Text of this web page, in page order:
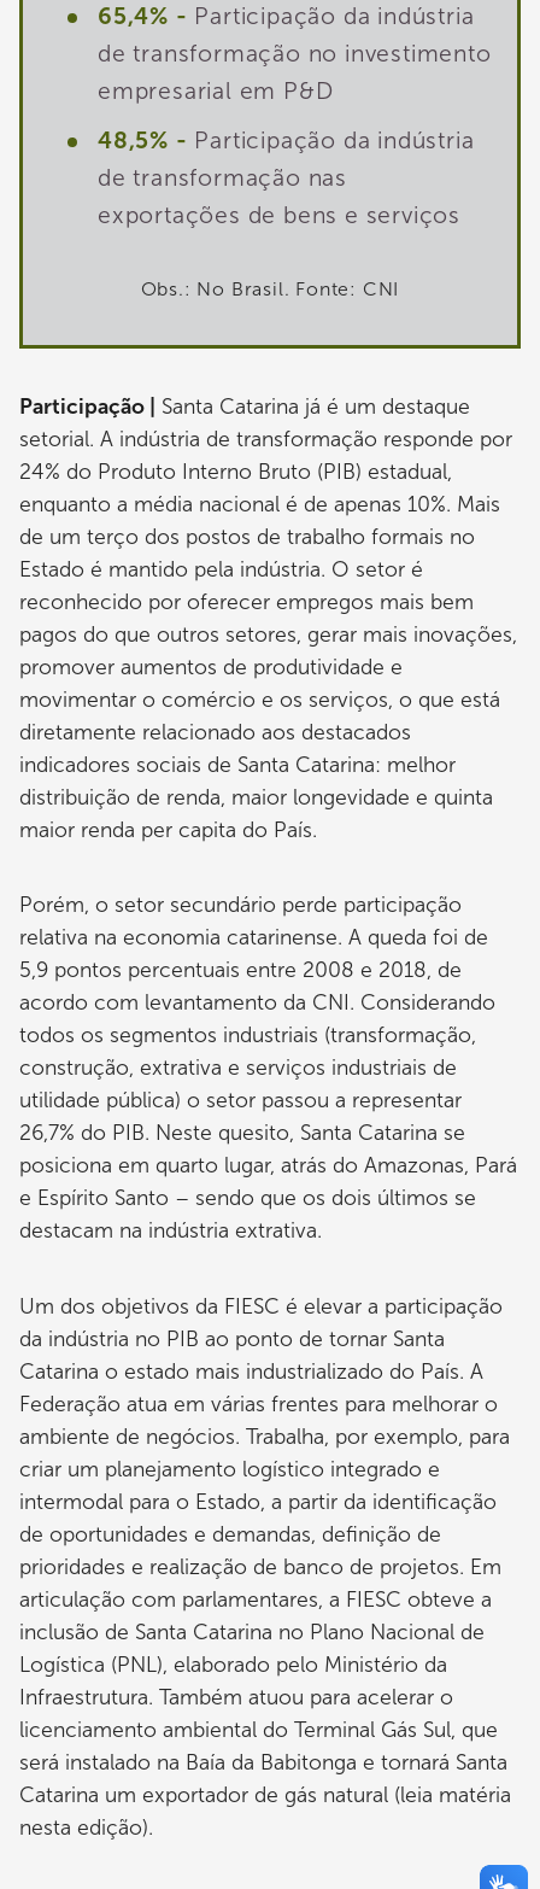
65,4% - Participação da indústria
de transformação no investimento
empresarial em P&D
48,5% - Participação da indústria
de transformação nas
exportações de bens e serviços
Obs.: No Brasil. Fonte: CNI
Participação |
Santa Catarina já é um destaque
setorial. A indústria de transformação responde por
24% do Produto Interno Bruto (PIB) estadual,
enquanto a média nacional é de apenas 10%. Mais
de um terço dos postos de trabalho formais no
Estado é mantido pela indústria. O setor é
reconhecido por oferecer empregos mais bem
pagos do que outros setores, gerar mais inovações,
promover aumentos de produtividade e
movimentar o comércio e os serviços, o que está
diretamente relacionado aos destacados
indicadores sociais de Santa Catarina: melhor
distribuição de renda, maior longevidade e quinta
maior renda per capita do País.
Porém, o setor secundário perde participação
relativa na economia catarinense. A queda foi de
5,9 pontos percentuais entre 2008 e 2018, de
acordo com levantamento da CNI. Considerando
todos os segmentos industriais (transformação,
construção, extrativa e serviços industriais de
utilidade pública) o setor passou a representar
26,7% do PIB. Neste quesito, Santa Catarina se
posiciona em quarto lugar, atrás do Amazonas, Pará
e Espírito Santo – sendo que os dois últimos se
destacam na indústria extrativa.
Um dos objetivos da FIESC é elevar a participação
da indústria no PIB ao ponto de tornar Santa
Catarina o estado mais industrializado do País. A
Federação atua em várias frentes para melhorar o
ambiente de negócios. Trabalha, por exemplo, para
criar um planejamento logístico integrado e
intermodal para o Estado, a partir da identificação
de oportunidades e demandas, definição de
prioridades e realização de banco de projetos. Em
articulação com parlamentares, a FIESC obteve a
inclusão de Santa Catarina no Plano Nacional de
Logística (PNL), elaborado pelo Ministério da
Infraestrutura. Também atuou para acelerar o
licenciamento ambiental do Terminal Gás Sul, que
será instalado na Baía da Babitonga e tornará Santa
Catarina um exportador de gás natural (leia matéria
nesta edição).